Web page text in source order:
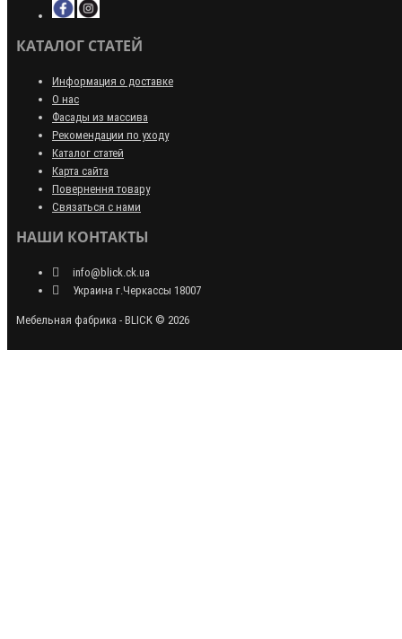
КАТАЛОГ СТАТЕЙ
Информация о доставке
О нас
Фасады из массива
Рекомендации по уходу
Каталог статей
Карта сайта
Повернення товару
Связаться с нами
НАШИ КОНТАКТЫ
info@blick.ck.ua
Украина г.Черкассы 18007
Мебельная фабрика - BLICK © 2026